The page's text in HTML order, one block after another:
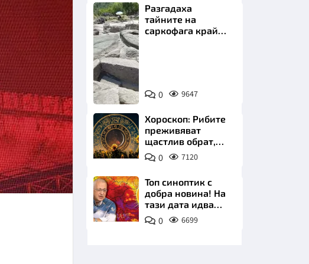
В УКРАЙНА
Снимка:
Bulgaria
ON
AIR
Разгадаха
тайните на
саркофага край
0 9647
Хороскоп: Рибите
преживяват
щастлив обрат,
Телецът започва
важна промяна
0 7120
Топ синоптик с
добра новина! На
тази дата идва
захлаждането
0 6699